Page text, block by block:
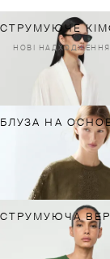
НОВІ НАДХОДЖЕННЯ